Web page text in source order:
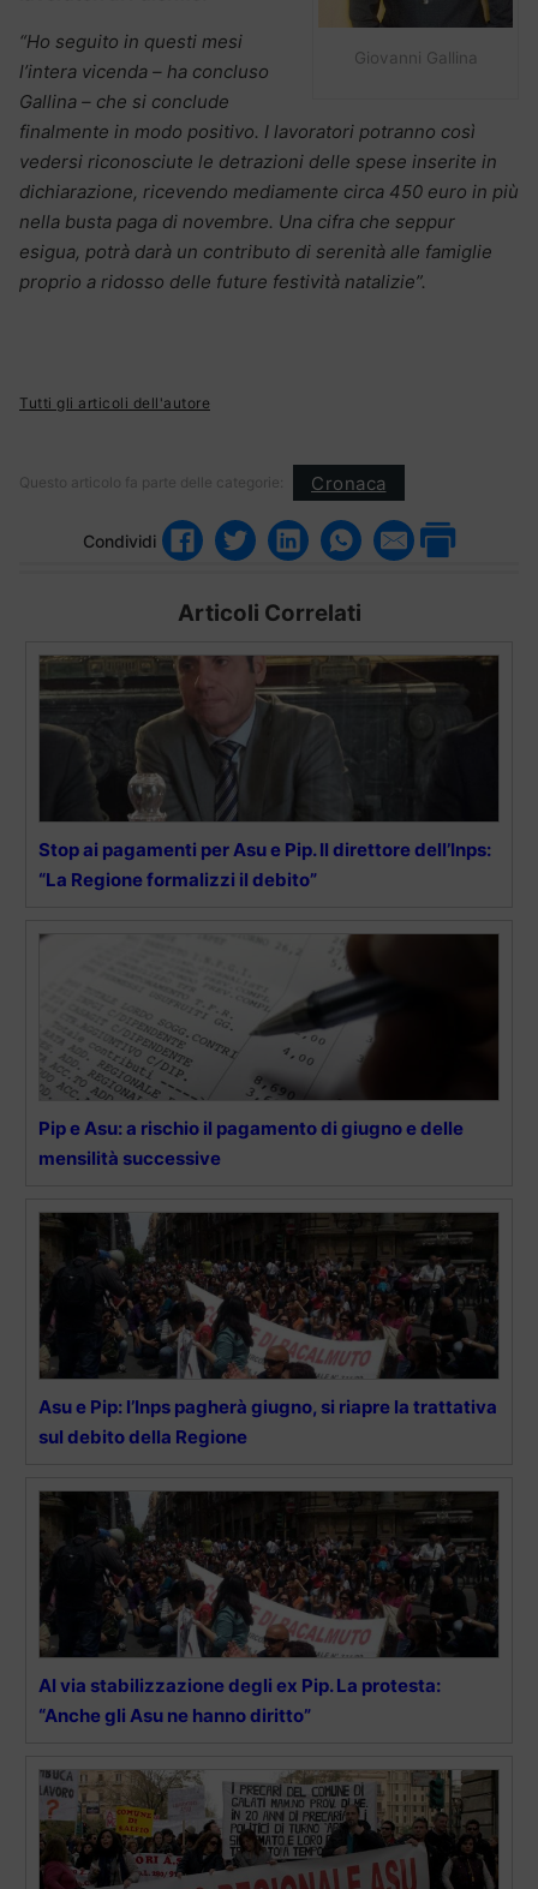
Giovanni Gallina
“Ho seguito in questi mesi
l’intera vicenda – ha concluso
Gallina – che si conclude
finalmente in modo positivo. I lavoratori potranno così
vedersi riconosciute le detrazioni delle spese inserite in
dichiarazione, ricevendo mediamente circa 450 euro in più
nella busta paga di novembre. Una cifra che seppur
esigua, potrà darà un contributo di serenità alle famiglie
proprio a ridosso delle future festività natalizie”.
Tutti gli articoli dell'autore
Questo articolo fa parte delle categorie: Cronaca
Condividi
Articoli Correlati
Stop ai pagamenti per Asu e Pip. Il direttore dell’Inps:
“La Regione formalizzi il debito”
Pip e Asu: a rischio il pagamento di giugno e delle
mensilità successive
Asu e Pip: l’Inps pagherà giugno, si riapre la trattativa
sul debito della Regione
Al via stabilizzazione degli ex Pip. La protesta:
“Anche gli Asu ne hanno diritto”